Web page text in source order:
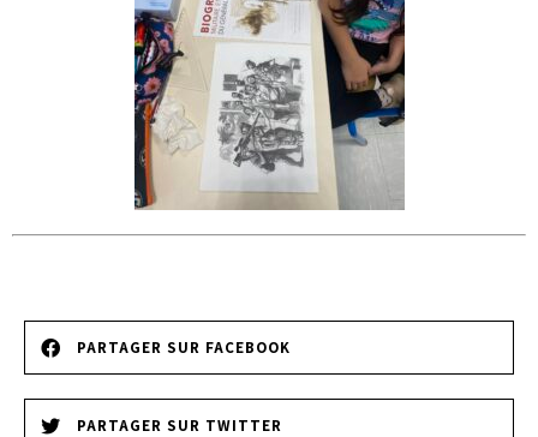
PARTAGER SUR FACEBOOK
PARTAGER SUR TWITTER